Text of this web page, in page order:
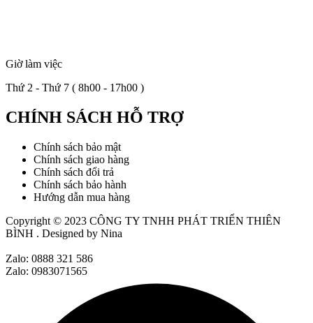
Giờ làm việc
Thứ 2 - Thứ 7 ( 8h00 - 17h00 )
CHÍNH SÁCH HỖ TRỢ
Chính sách bảo mật
Chính sách giao hàng
Chính sách đổi trả
Chính sách bảo hành
Hướng dẫn mua hàng
Copyright © 2023 CÔNG TY TNHH PHÁT TRIỂN THIÊN
BÌNH . Designed by Nina
Zalo: 0888 321 586
Zalo: 0983071565